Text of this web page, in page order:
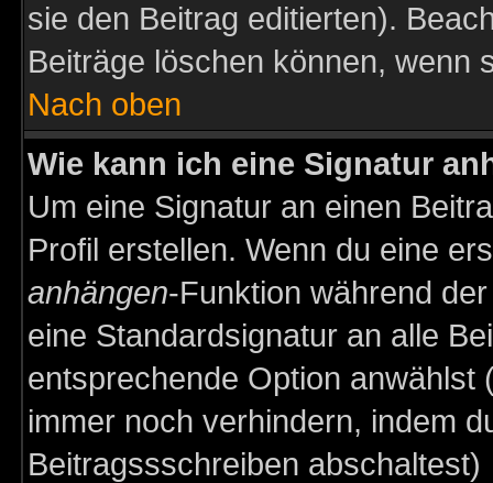
sie den Beitrag editierten).
Beiträge löschen können, wenn
Nach oben
Wie kann ich eine Signatur
Um eine Signatur an einen
Profil erstellen. Wenn du eine
anhängen-Funktion während
eine Standardsignatur an alle
entsprechende Option anwählst
immer noch verhindern, indem
Beitragssschreiben abschaltest)